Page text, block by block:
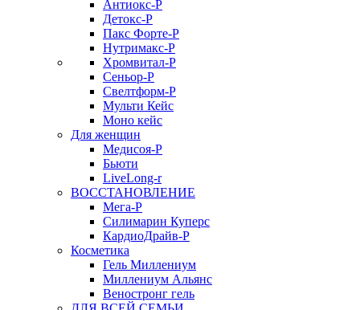
Антиокс-Р
Детокс-Р
Пакс Форте-Р
Нутримакс-Р
Хромвитал-Р
Сеньор-Р
Свелтформ-Р
Мульти Кейс
Моно кейс
Для женщин
Медисоя-Р
Бьюти
LiveLong-r
ВОССТАНОВЛЕНИЕ
Мега-Р
Силимарин Куперс
КардиоДрайв-Р
Косметика
Гель Миллениум
Миллениум Альянс
Веностронг гель